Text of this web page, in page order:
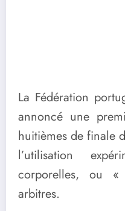
La Fédération
annoncé une
huitièmes de finale
l’utilisation
corporelles, ou
arbitres.